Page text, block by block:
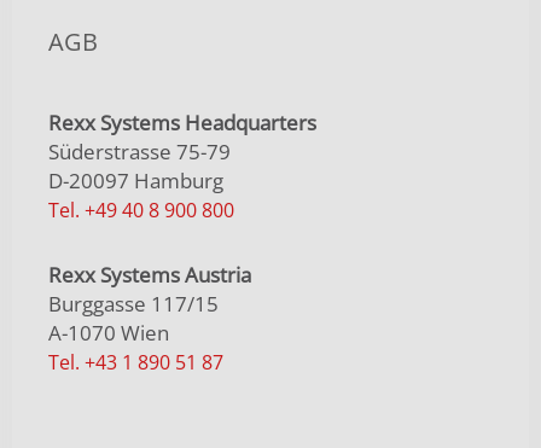
AGB
Rexx Systems Headquarters
Süderstrasse 75-79
D-20097 Hamburg
Tel. +49 40 8 900 800
Rexx Systems Austria
Burggasse 117/15
A-1070 Wien
Tel. +43 1 890 51 87